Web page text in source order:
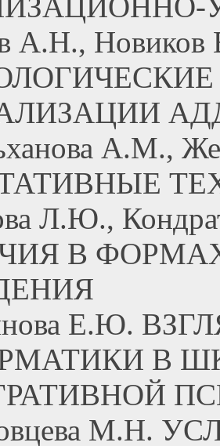
А.Н.,
А.М.,
Л.Ю.,
В
Е.Ю.
В
М.Н.